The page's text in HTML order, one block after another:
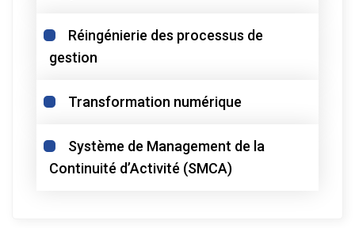
Réingénierie des processus de
gestion
Transformation numérique
Système de Management de la
Continuité d’Activité (SMCA)